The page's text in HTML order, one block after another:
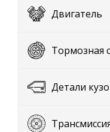
Двигатель
Тормозная
Детали